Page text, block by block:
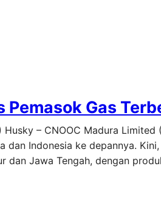
Gas
– CNOOC Madura
Indonesia ke depannya.
Jawa Tengah, dengan